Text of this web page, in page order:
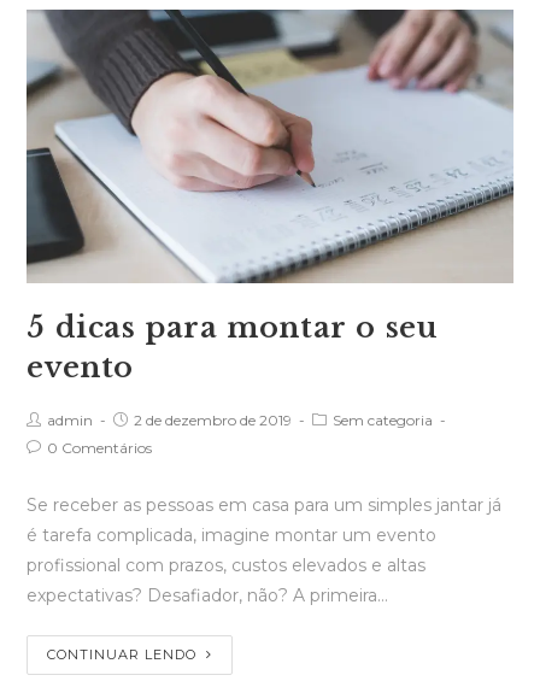
5 dicas para montar o seu
evento
admin 2 de dezembro de 2019
Sem categoria
0 Comentários
Se receber as pessoas em casa para um simples jantar já
é tarefa complicada, imagine montar um evento
profissional com prazos, custos elevados e altas
expectativas? Desafiador, não? A primeira…
CONTINUAR LENDO